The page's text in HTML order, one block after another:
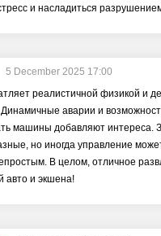
и насладиться
5 December 2025 17:00
реалистичной физикой и
аварии и
машины добавляют интереса.
но иногда управление
В целом, отличное
авто и экшена!